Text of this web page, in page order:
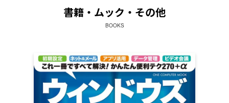
書籍・ムック・その他
BOOKS